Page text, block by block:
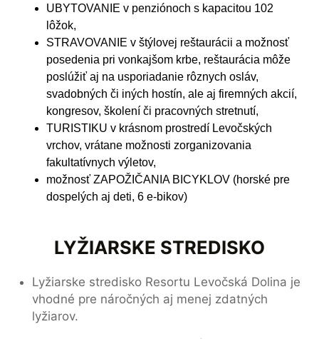
UBYTOVANIE v penziónoch s kapacitou 102
lôžok,
STRAVOVANIE v štýlovej reštaurácii a možnosť
posedenia pri vonkajšom krbe, reštaurácia môže
poslúžiť aj na usporiadanie rôznych osláv,
svadobných či iných hostín, ale aj firemných akcií,
kongresov, školení či pracovných stretnutí,
TURISTIKU v krásnom prostredí Levočských
vrchov, vrátane možnosti zorganizovania
fakultatívnych výletov,
možnosť ZAPOŽIČANIA BICYKLOV (horské pre
dospelých aj deti, 6 e-bikov)
LYŽIARSKE STREDISKO
Lyžiarske stredisko Resortu Levočská Dolina je
vhodné pre náročných aj menej zdatných
lyžiarov.